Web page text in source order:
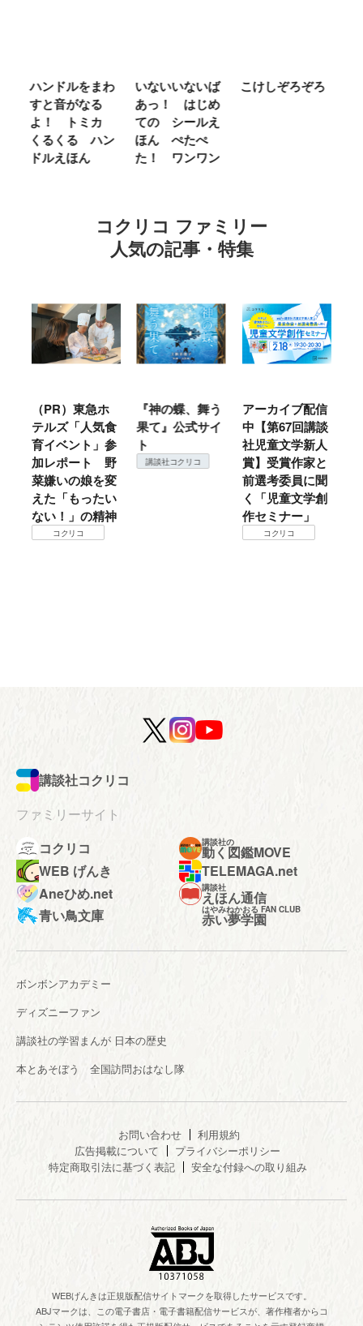
いないいないば
あっ！ はじめ
ての シールえ
ほん ぺたぺ
た！ ワンワン
こけしぞろぞろ
ＭＲ．ＭＥＮ
コクリコ ファミリー
人気の記事・特集
『神の蝶、舞う
果て』公式サイ
ト
講談社コクリコ
アーカイブ配信
中【第67回講談
社児童文学新人
賞】受賞作家と
仙台の冬は東北
地方では温
暖？ 本当のと
ころは仙台に来
て検証すべし！
コクリコ
講談社コクリコ
ファミリーサイト
コクリコ
講談社の
動く図鑑MOVE
WEB げんき
TELEMAGA.net
Aneひめ.net
講談社
えほん通信
青い鳥文庫
はやみねかおる FAN CLUB
赤い夢学園
ボンボンアカデミー
ディズニーファン
講談社の学習まんが 日本の歴史
本とあそぼう 全国訪問おはなし隊
お問い合わせ
利用規約
広告掲載について
プライバシーポリシー
特定商取引法に基づく表記
安全な付録への取り組み
WEBげんきは正規版配信サイトマークを取得したサービスです。
ABJマークは、この電子書店・電子書籍配信サービスが、著作権者からコ